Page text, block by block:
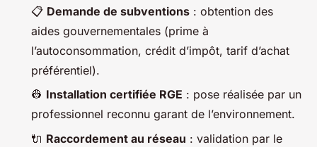
📋 Demande de subventions : obtention des
aides gouvernementales (prime à
l’autoconsommation, crédit d’impôt, tarif d’achat
préférentiel).
👷 Installation certifiée RGE : pose réalisée par un
professionnel reconnu garant de l’environnement.
🔌 Raccordement au réseau : validation par le